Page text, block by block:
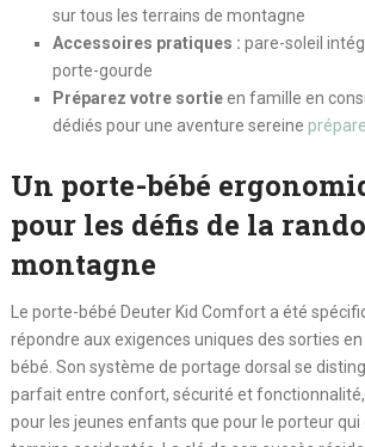
sur tous les terrains de montagne
Accessoires pratiques : pare-soleil
porte-gourde
Préparez votre sortieen famille en
dédiés pour une aventure sereine
Un porte-bébé
pour les défis de la
montagne
Le porte-bébé Deuter Kid Comfort a été
répondre aux exigences uniques des sorties
bébé. Son système de portage dorsal se
parfait entre confort, sécurité et
pour les jeunes enfants que pour le porteur